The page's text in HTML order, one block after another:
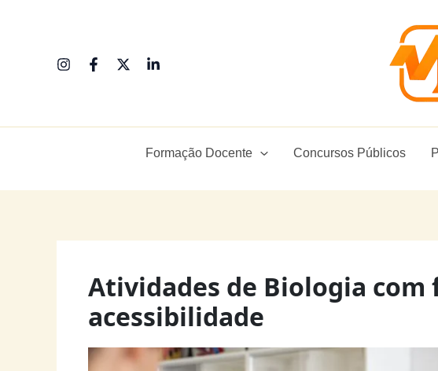
Formação Docente Concursos Públicos
Atividades de Biologia com
acessibilidade